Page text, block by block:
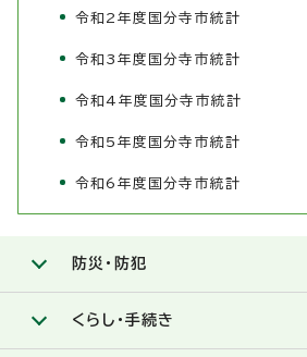
令和2年度国分寺市統計
令和3年度国分寺市統計
令和4年度国分寺市統計
令和5年度国分寺市統計
令和6年度国分寺市統計
防災・防犯
くらし・手続き